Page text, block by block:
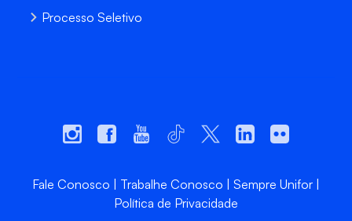
Processo Seletivo
Fale Conosco Trabalhe Conosco
Sempre Unifor
Política de Privacidade